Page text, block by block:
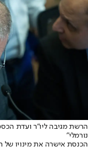
הרשת מגיבה ליו"ר ועדת
נורמלי"
הכנסת אישרה את מינויו של